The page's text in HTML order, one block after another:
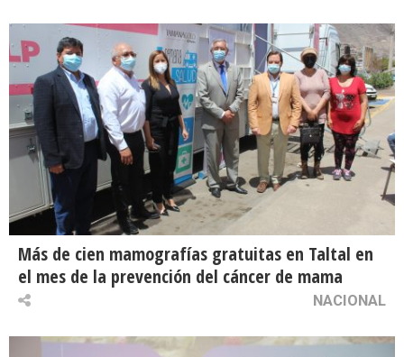
Más de cien mamografías gratuitas en Taltal en
el mes de la prevención del cáncer de mama
NACIONAL